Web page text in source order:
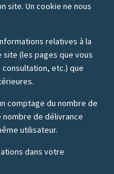
site. Un cookie ne nous
relatives à la
(les pages que vous
etc.) que
comptage du nombre de
de délivrance
utilisateur.
dans votre